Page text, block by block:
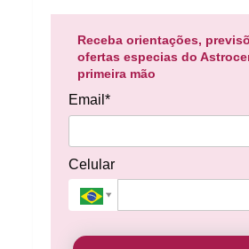
Receba orientações,
ofertas especias do
primeira mão
Email*
Celular